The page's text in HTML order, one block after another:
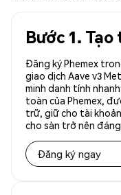
Bước 1.
Đăng ký Phemex
giao dịch Aave v3
minh danh tính
toàn của Phemex,
trữ, giữ cho tài
cho sàn trở nên
Đăng ký ngay